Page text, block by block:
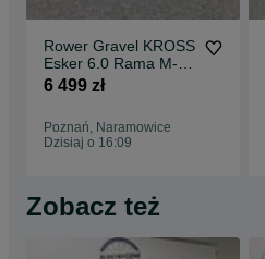
Rower Gravel KROSS
Esker 6.0 Rama M-
19" Raty 0%
6 499 zł
Poznań, Naramowice
Dzisiaj o 16:09
Zobacz też